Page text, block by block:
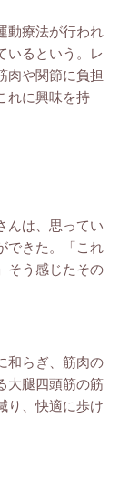
動療法が行われ
いるという。レ
肉や関節に負担
れに興味を持
んは、思ってい
できた。「これ
そう感じたその
和らぎ、筋肉の
大腿四頭筋の筋
り、快適に歩け